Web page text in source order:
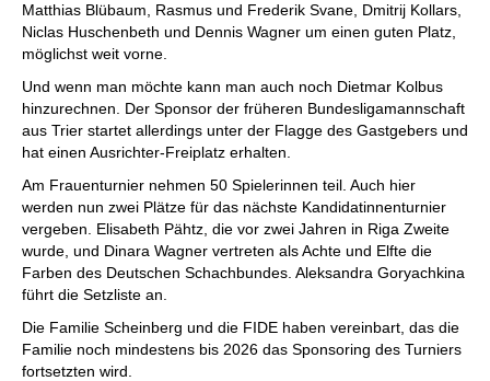
Matthias Blübaum, Rasmus und Frederik Svane, Dmitrij Kollars,
Niclas Huschenbeth und Dennis Wagner um einen guten Platz,
möglichst weit vorne.
Und wenn man möchte kann man auch noch Dietmar Kolbus
hinzurechnen. Der Sponsor der früheren Bundesligamannschaft
aus Trier startet allerdings unter der Flagge des Gastgebers und
hat einen Ausrichter-Freiplatz erhalten.
Am Frauenturnier nehmen 50 Spielerinnen teil. Auch hier
werden nun zwei Plätze für das nächste Kandidatinnenturnier
vergeben. Elisabeth Pähtz, die vor zwei Jahren in Riga Zweite
wurde, und Dinara Wagner vertreten als Achte und Elfte die
Farben des Deutschen Schachbundes. Aleksandra Goryachkina
führt die Setzliste an.
Die Familie Scheinberg und die FIDE haben vereinbart, das die
Familie noch mindestens bis 2026 das Sponsoring des Turniers
fortsetzten wird.